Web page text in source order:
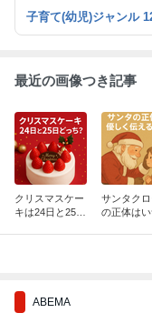
増えるおうち遊びネタ
中！
子育て(幼児)ジャンル
最近の画像つき記事
クリスマスケー
キは24日と25日
サンタクロ
の正体はい
ABEMA